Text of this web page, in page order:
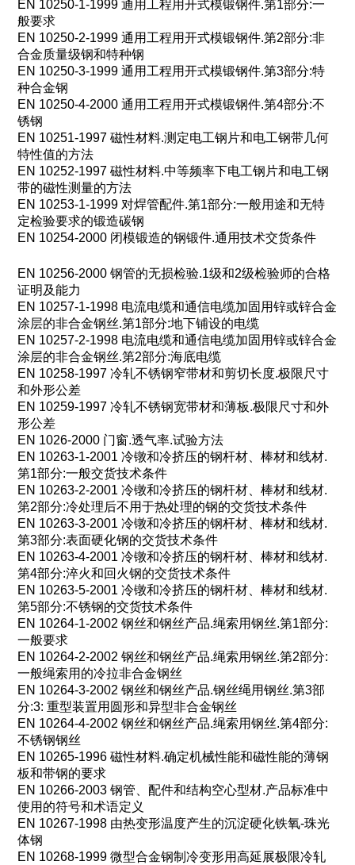
EN 10250-1-1999通用工程用开式模锻钢件.第1部分:一
般要求
EN 10250-2-1999通用工程用开式模锻钢件.第2部分:非
合金质量级钢和特种钢
EN 10250-3-1999通用工程用开式模锻钢件.第3部分:特
种合金钢
EN 10250-4-2000通用工程用开式模锻钢件.第4部分:不
锈钢
EN 10251-1997磁性材料.测定电工钢片和电工钢带几何
特性值的方法
EN 10252-1997磁性材料.中等频率下电工钢片和电工钢
带的磁性测量的方法
EN 10253-1-1999 对焊管配件.第1部分:一般用途和无特
定检验要求的锻造碳钢
EN 10254-2000 闭模锻造的钢锻件.通用技术交货条件
EN 10256-2000钢管的无损检验.1级和2级检验师的合格
证明及能力
EN 10257-1-1998 电流电缆和通信电缆加固用锌或锌合金
涂层的非合金钢丝.第1部分:地下铺设的电缆
EN 10257-2-1998 电流电缆和通信电缆加固用锌或锌合金
涂层的非合金钢丝.第2部分:海底电缆
EN 10258-1997冷轧不锈钢窄带材和剪切长度.极限尺寸
和外形公差
EN 10259-1997冷轧不锈钢宽带材和薄板.极限尺寸和外
形公差
EN 1026-2000 门窗.透气率.试验方法
EN 10263-1-2001冷镦和冷挤压的钢杆材、棒材和线材.
第1部分:一般交货技术条件
EN 10263-2-2001冷镦和冷挤压的钢杆材、棒材和线材.
第2部分:冷处理后不用于热处理的钢的交货技术条件
EN 10263-3-2001冷镦和冷挤压的钢杆材、棒材和线材.
第3部分:表面硬化钢的交货技术条件
EN 10263-4-2001冷镦和冷挤压的钢杆材、棒材和线材.
第4部分:淬火和回火钢的交货技术条件
EN 10263-5-2001冷镦和冷挤压的钢杆材、棒材和线材.
第5部分:不锈钢的交货技术条件
EN 10264-1-2002钢丝和钢丝产品.绳索用钢丝.第1部分:
一般要求
EN 10264-2-2002钢丝和钢丝产品.绳索用钢丝.第2部分:
一般绳索用的冷拉非合金钢丝
EN 10264-3-2002钢丝和钢丝产品.钢丝绳用钢丝.第3部
分:3:重型装置用圆形和异型非合金钢丝
EN 10264-4-2002钢丝和钢丝产品.绳索用钢丝.第4部分:
不锈钢钢丝
EN 10265-1996磁性材料.确定机械性能和磁性能的薄钢
板和带钢的要求
EN 10266-2003钢管、配件和结构空心型材.产品标准中
使用的符号和术语定义
EN 10267-1998 由热变形温度产生的沉淀硬化铁氧-珠光
体钢
EN 10268-1999微型合金钢制冷变形用高延展极限冷轧